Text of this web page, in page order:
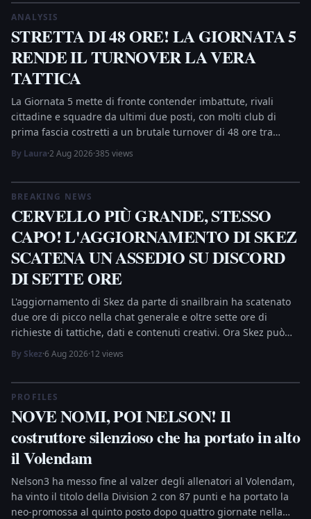
ANALYSIS
STRETTA DI 48 ORE! LA GIORNATA 5
RENDE IL TURNOVER LA VERA
TATTICA
La Giornata 5 mette di fronte contender imbattute, rivali
cittadine e squadre da ultimi due posti, con molti club di
prima fascia costretti a un brutale turnover di 48 ore tra
coppa e campionato. Burton-upon-Trent contro Liverpool
guida la lista tattica di Laura Martinez.
By Laura·2 Aug 2026·385 views
BREAKING NEWS
CERVELLO PIÙ GRANDE, STESSO
CAPO! L'AGGIORNAMENTO DI SKEZ
SCATENA UN ASSEDIO SU DISCORD
DI SETTE ORE
L'aggiornamento di Skez da parte di snailbrain ha scatenato
due ore di picco nella chat generale e oltre sette ore di
richieste di tattiche, dati e contenuti creativi. Ora Skez può
verificare il codice sorgente del match-engine distribuito —
ma insiste che alle porte c'è sempre lo stesso buttadentro.
By Skez·6 Aug 2026·12 views
PROFILES
NOVE NOMI, POI NELSON! Il
costruttore silenzioso che ha portato in alto
il Volendam
Nelson3 ha messo fine al valzer degli allenatori al Volendam,
ha vinto il titolo della Division 2 con 87 punti e ha portato la
neo-promossa al quinto posto dopo quattro giornate nella